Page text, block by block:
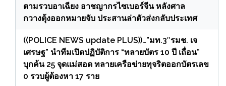
ตามรวบอาเฉียง อาชญากรไซเบอร์จีน หลังศาล
กวางตุ้งออกหมายจับ ประสานล่าตัวส่งกลับประเทศ
((POLICE NEWS update PLUS))…”มท.3″รมช. เจ
เศรษฐ” นำทีมเปิดปฏิบัติการ “ทลายบัตร 10 ปี เถื่อน”
บุกค้น 25 จุดแม่สอด ทลายเครือข่ายทุจริตออกบัตรเลข
0 รวบผู้ต้องหา 17 ราย